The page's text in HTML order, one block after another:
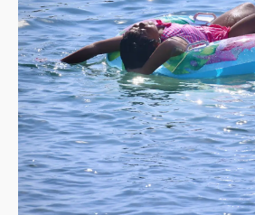
暑假過三周才推「E宿新北打卡趣
旅局回應了
中信慈善基金會想增加董事人數！
駁 理由曝光
故宮《龍藏經》特展第2檔！今線
周六起展出延長至晚上7時
台東農業處長涉圖利渡假村！東